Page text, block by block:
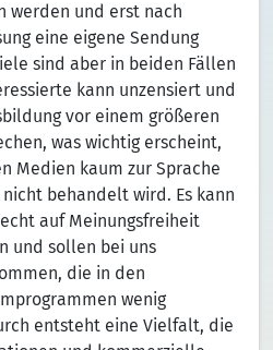
werden und erst nach
eine eigene Sendung
sind aber in beiden Fällen
kann unzensiert und
vor einem größeren
was wichtig erscheint,
Medien kaum zur Sprache
behandelt wird. Es kann
auf Meinungsfreiheit
und sollen bei uns
die in den
wenig
entsteht eine Vielfalt, die